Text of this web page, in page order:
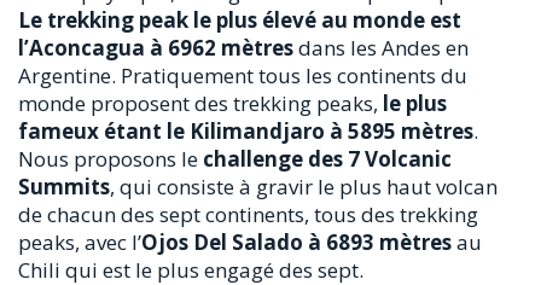
Le trekking peak le plus élevé au monde est
l’Aconcagua à 6962 mètresdans les Andes en
Argentine. Pratiquement tous les continents du
monde proposent des trekking peaks, le plus
fameux étant le Kilimandjaro à 5895 mètres.
Nous proposons le challenge des 7 Volcanic
Summits, qui consiste à gravir le plus haut volcan
de chacun des sept continents, tous des trekking
peaks, avec l’Ojos Del Salado à 6893 mètresau
Chili qui est le plus engagé des sept.